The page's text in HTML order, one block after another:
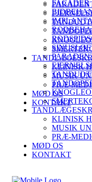
KLINISK
MUSIK
PRÆ-
MØD OS
KONTAKT
FACADER
KLINISK
MUSIK
PRÆ-
MØD OS
KONTAKT